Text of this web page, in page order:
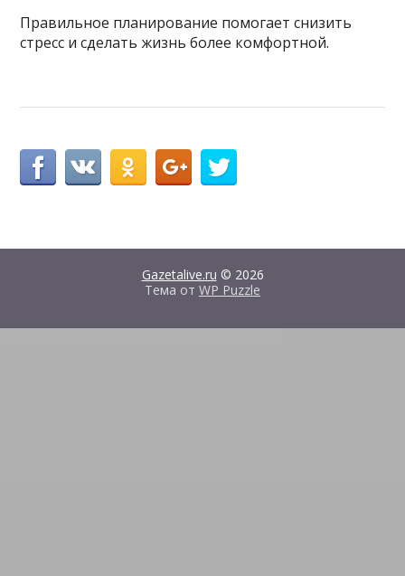
Правильное планирование помогает снизить
стресс и сделать жизнь более комфортной.
Gazetalive.ru © 2026
Тема от WP Puzzle